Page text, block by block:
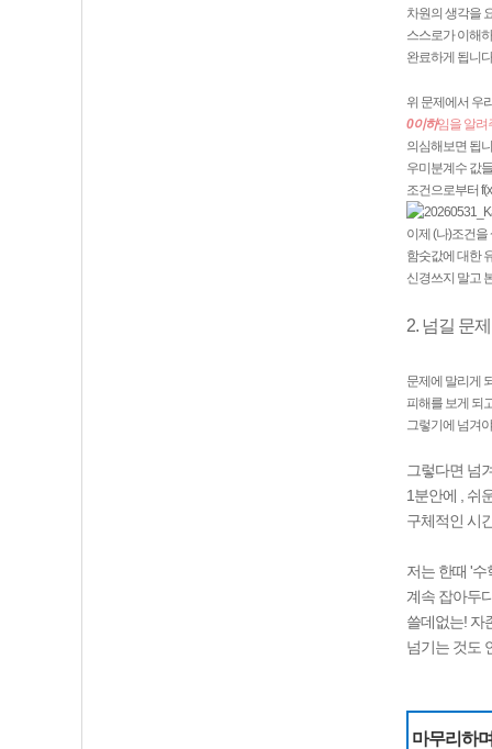
차원의 생각을
스스로가 이해
완료하게 됩니
위 문제에서 우
0이하임을 알려
의심해보면 됩
우미분계수 값
조건으로부터
이제 (나)조건
함숫값에 대한
신경쓰지 말고
2. 넘길 문
문제에 말리게
피해를 보게 되
그렇기에 넘겨
그렇다면 넘
1분안에 , 쉬
구체적인 시
저는 한때 '
계속 잡아두
쓸데없는! 자
넘기는 것도
마무리하